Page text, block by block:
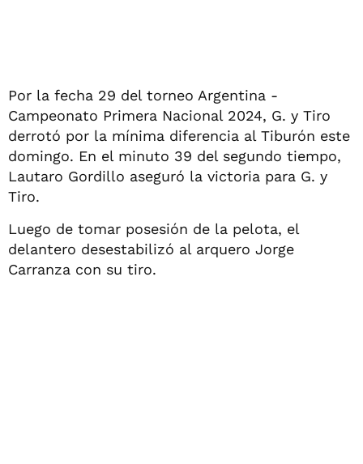
Por la fecha 29 del torneo Argentina -
Campeonato Primera Nacional 2024, G. y Tiro
derrotó por la mínima diferencia al Tiburón este
domingo. En el minuto 39 del segundo tiempo,
Lautaro Gordillo aseguró la victoria para G. y
Tiro.
Luego de tomar posesión de la pelota, el
delantero desestabilizó al arquero Jorge
Carranza con su tiro.